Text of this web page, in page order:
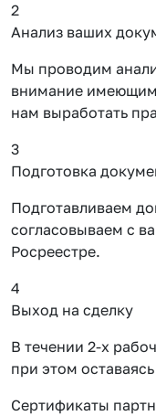
2
Анализ ваших
Мы проводим
внимание
нам выработать
3
Подготовка
Подготавливаем
согласовываем с
Росреестре.
4
Выход на сделку
В течении 2-х
при этом
Сертификаты